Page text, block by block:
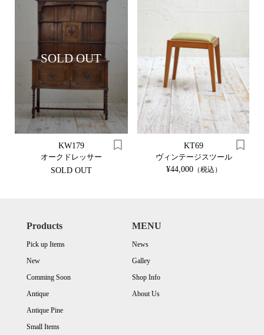
SOLD OUT
KW179
オークドレッサー
SOLD OUT
KT69
ヴィンテージスツール
¥44,000（税込）
Products
Pick up Items
New
Comming Soon
Antique
Antique Pine
Small Items
MENU
News
Galley
Shop Info
About Us